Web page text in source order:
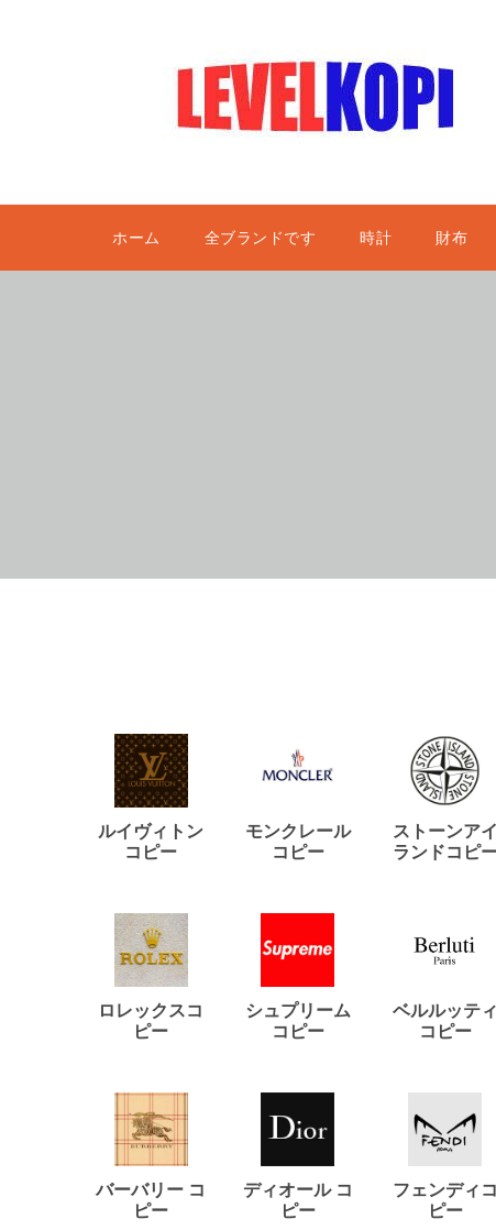
ホーム 全ブランドです 時計 財布
ルイヴィトン
コピー
モンクレール
コピー
ストーンアイ
ランドコピ
ロレックスコ
ピー
シュプリーム
コピー
ベルルッティ
コピー
バーバリー コ
ピー
ディオール コ
ピー
フェンディコ
ピー